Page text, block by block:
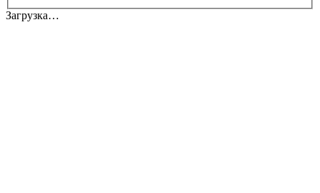
Загрузка…